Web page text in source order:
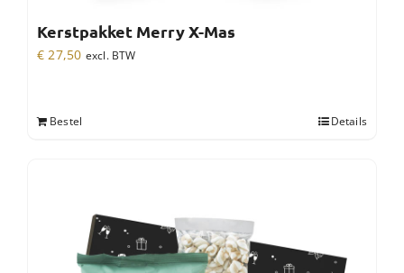
Kerstpakket Merry X-Mas
€ 27,50 excl. BTW
Bestel Details